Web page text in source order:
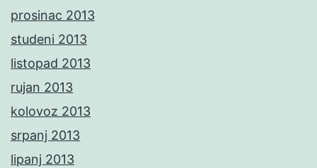
prosinac 2013
studeni 2013
listopad 2013
rujan 2013
kolovoz 2013
srpanj 2013
lipanj 2013